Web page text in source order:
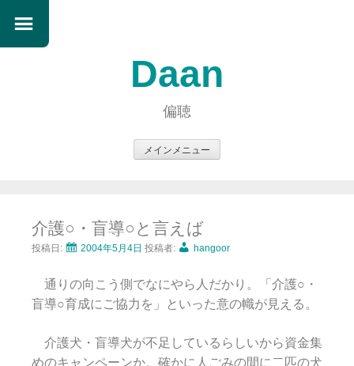
Daan
偏聴
メインメニュー
ン
ツ
ス
キ
プ
介護○・盲導○と言えば
投稿日: 2004年5月4日 投稿者: hangoor
通りの向こう側でなにやら人だかり。「介護○・
盲導○育成にご協力を」といった意の幟が見える。
介護犬・盲導犬が不足しているらしいから資金集
めのキャンペーンか。確かに人ごみの間に二匹の犬